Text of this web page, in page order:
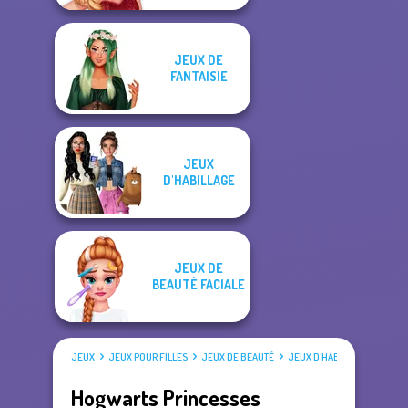
JEUX DE
FANTAISIE
JEUX
D'HABILLAGE
JEUX DE
BEAUTÉ FACIALE
JEUX JEUX POUR FILLES JEUX DE BEAUTÉ JEUX D'HABILLAGE
Hogwarts Princesses